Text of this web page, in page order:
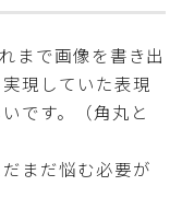
まで画像を書き出
現していた表現
です。（角丸と
まだ悩む必要が